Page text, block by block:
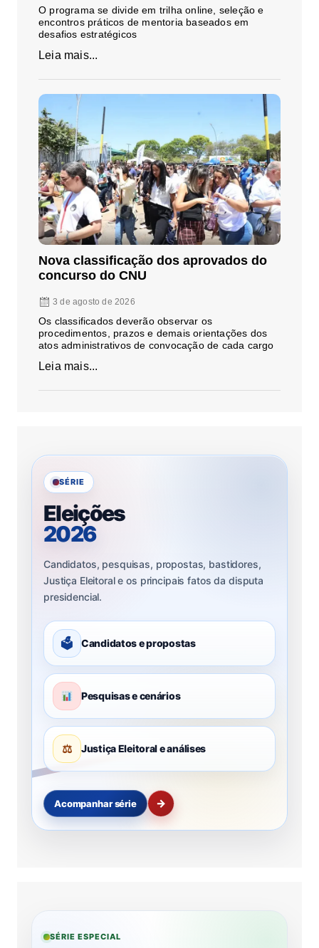
O programa se divide em trilha online, seleção e
encontros práticos de mentoria baseados em
desafios estratégicos
Leia mais...
Nova classificação dos aprovados do
concurso do CNU
3 de agosto de 2026
Os classificados deverão observar os
procedimentos, prazos e demais orientações dos
atos administrativos de convocação de cada cargo
Leia mais...
SÉRIE
Eleições
2026
Candidatos, pesquisas, propostas, bastidores,
Justiça Eleitoral e os principais fatos da disputa
presidencial.
🗳 Candidatos e propostas
Pesquisas e cenários
⚖ Justiça Eleitoral e análises
Acompanhar série →
SÉRIE ESPECIAL